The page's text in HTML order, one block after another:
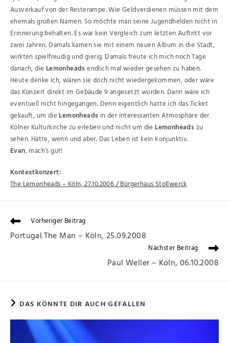
Ausverkauf von der Resterampe. Wie Geldverdienen müssen mit dem
ehemals großen Namen. So möchte man seine Jugendhelden nicht in
Erinnerung behalten. Es war kein Vergleich zum letzten Auftritt vor
zwei Jahren. Damals kamen sie mit einem neuen Album in die Stadt,
wirkten spielfreudig und gierig. Damals freute ich mich noch Tage
danach, die Lemonheads endlich mal wieder gesehen zu haben.
Heute denke ich, wären sie doch nicht wiedergekommen, oder wäre
das Konzert direkt im Gebäude 9 angesetzt worden. Dann wäre ich
eventuell nicht hingegangen. Denn eigentlich hatte ich das Ticket
gekauft, um dieLemonheads in der interessanten Atmosphäre der
Kölner Kulturkirche zu erleben und nicht um die Lemonheads zu
sehen. Hätte, wenn und aber. Das Leben ist kein Konjunktiv.
Evan, mach’s gut!
Kontextkonzert:
The Lemonheads – Köln, 27.10.2006 / Bürgerhaus Stollwerck
Vorheriger Beitrag
Portugal.The Man – Köln, 25.09.2008
Nächster Beitrag
Paul Weller – Köln, 06.10.2008
DAS KÖNNTE DIR AUCH GEFALLEN